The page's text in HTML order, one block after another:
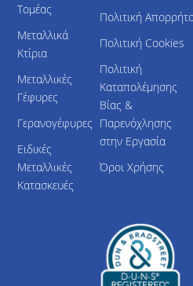
Τομέας
Μεταλλικά
Κτίρια
Μεταλλικές
Γέφυρες
Γερανογέφυρες
Ειδικές
Μεταλλικές
Κατασκευές
Πολιτική
Πολιτική Cookies
Πολιτική
Καταπολέμησης
Βίας &
Παρενόχλησης
στην Εργασία
Όροι Χρήσης